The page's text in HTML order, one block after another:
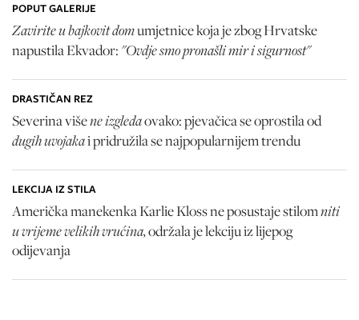
POPUT GALERIJE
Zavirite u bajkovit domumjetnice koja je zbog Hrvatske
napustila Ekvador: "Ovdje smo pronašli mir i sigurnost"
DRASTIČAN REZ
Severina višene izgledaovako: pjevačica se oprostila od
dugih uvojakai pridružila se najpopularnijem trendu
LEKCIJA IZ STILA
Američka manekenka Karlie Kloss ne posustaje stilomniti
u vrijeme velikih vrućina,održala je lekciju iz lijepog
odijevanja